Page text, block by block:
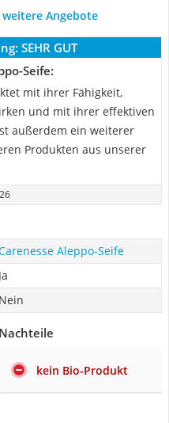
Angebote
SEHR GUT
Seife:
mit ihrer Fähigkeit,
und mit ihrer effektiven
außerdem ein weiterer
Produkten aus unserer
Aleppo-Seife
Ja
Nein
Nachteile
kein Bio-Produkt